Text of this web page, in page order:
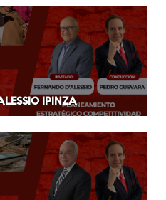
IPINZA